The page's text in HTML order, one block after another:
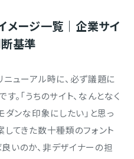
メージ一覧｜企業サイ
基準
ニューアル時に、必ず議題に
す。「うちのサイト、なんとなく
ダンな印象にしたい」と思っ
してきた数十種類のフォント
いのか、非デザイナーの担